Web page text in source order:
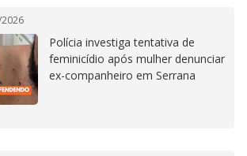
Polícia investiga tentativa de
feminicídio após mulher denunciar
ex-companheiro em Serrana